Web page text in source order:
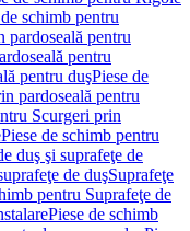
schimb pentru
pardoseală pentru
pentru
pentru duşPiese de
pardoseală pentru
Scurgeri prin
Piese de schimb pentru
duş şi suprafeţe de
de duşSuprafeţe
pentru Suprafeţe de
Piese de schimb